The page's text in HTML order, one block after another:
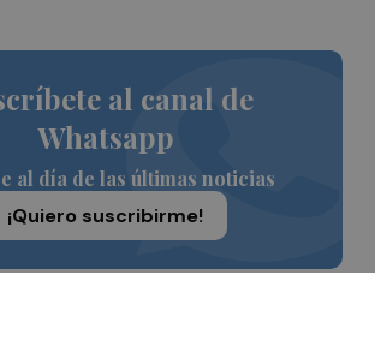
al canal de
Whatsapp
al día de las últimas noticias
¡Quiero suscribirme!